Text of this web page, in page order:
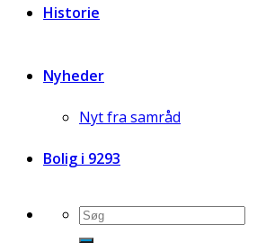
Historie
Nyheder
Nyt fra samråd
Bolig i 9293